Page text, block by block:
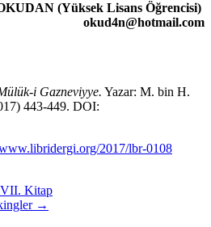
(Yüksek Lisans Öğrencisi)
okud4n@hotmail.com
i Gazneviyye. Yazar: M. bin H.
443-449. DOI:
2017/lbr-0108
Kitap
→